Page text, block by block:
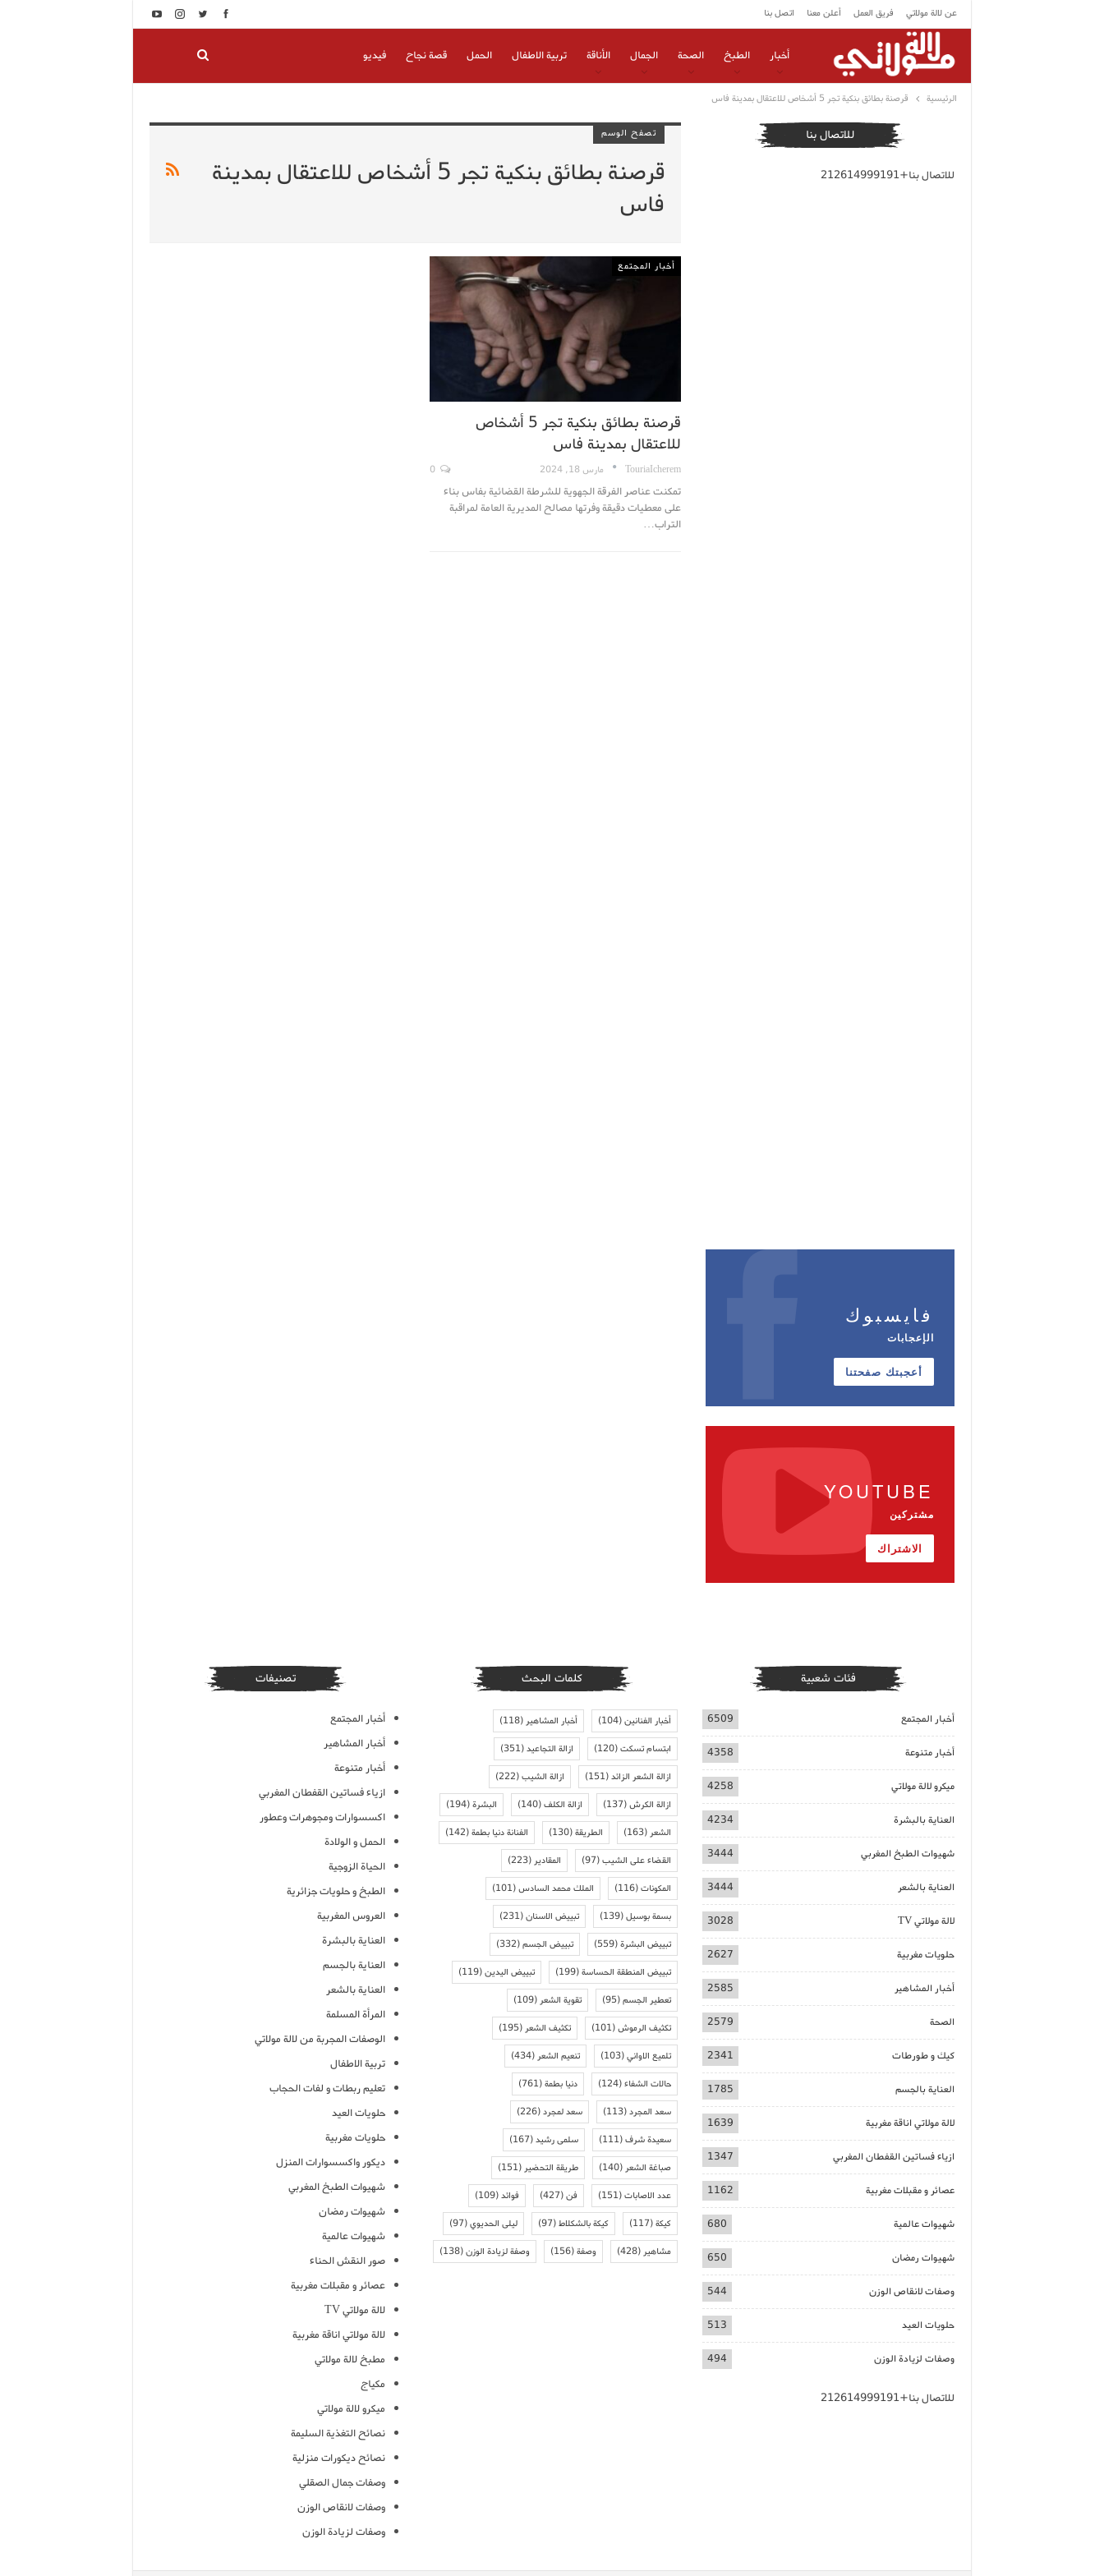
عن لالة مولاتي فريق العمل أعلن معنا اتصل بنا
أخبار الطبخ الصحة الجمال الأناقة تربية الاطفال الحمل قصة نجاح فيديو
الرئيسية قرصنة بطائق بنكية تجر 5 أشخاص للاعتقال بمدينة فاس
تصفح الوسم
قرصنة بطائق بنكية تجر 5 أشخاص للاعتقال بمدينة
فاس
أخبار المجتمع
قرصنة بطائق بنكية تجر 5 أشخاص
للاعتقال بمدينة فاس
TouriaIcherem مارس 18, 2024
تمكنت عناصر الفرقة الجهوية للشرطة القضائية بفاس بناء
على معطيات دقيقة وفرتها مصالح المديرية العامة لمراقبة
التراب…
للاتصال بنا
للاتصال بنا+212614999191
فايسبوك
الإعجابات
أعجبتك صفحتنا
YOUTUBE
مشتركين
الاشتراك
فئات شعبية
أخبار المجتمع 6509
أخبار متنوعة 4358
ميكرو لالة مولاتي 4258
العناية بالبشرة 4234
شهيوات الطبخ المغربي 3444
العناية بالشعر 3444
لالة مولاتي TV 3028
حلويات مغربية 2627
أخبار المشاهير 2585
الصحة 2579
كيك و طورطات 2341
العناية بالجسم 1785
لالة مولاتي اناقة مغربية 1639
ازياء فساتين القفطان المغربي 1347
عصائر و مقبلات مغربية 1162
شهيوات عالمية 680
شهيوات رمضان 650
وصفات لانقاص الوزن 544
حلويات العيد 513
وصفات لزيادة الوزن 494
للاتصال بنا+212614999191
كلمات البحث
أخبار الفنانين(104) أخبار المشاهير(118)
ابتسام تسكت(120) ازالة التجاعيد(351)
ازالة الشعر الزائد(151) ازالة الشيب(222)
ازالة الكرش(137) ازالة الكلف(140) البشرة(194)
الشعر(163) الطريقة(130) الفنانة دنيا بطمة(142)
القضاء على الشيب(97) المقادير(223)
المكونات(116) الملك محمد السادس(101)
بسمة بوسيل(139) تبييض الاسنان(231)
تبييض البشرة(559) تبييض الجسم(332)
تبييض المنطقة الحساسة(199) تبييض اليدين(119)
تعطير الجسم(95) تقوية الشعر(109)
تكثيف الرموش(101) تكثيف الشعر(195)
تلميع الاواني(103) تنعيم الشعر(434)
حالات الشفاء(124) دنيا بطمة(761)
سعد المجرد(113) سعد لمجرد(226)
سعيدة شرف(111) سلمى رشيد(167)
صباغة الشعر(140) طريقة التحضير(151)
عدد الاصابات(151) فن(427) فوائد(109)
كيكة(117) كيكة بالشكلاط(97) ليلى الحديوي(97)
مشاهير(428) وصفة(156) وصفة لزيادة الوزن(138)
تصنيفات
أخبار المجتمع
أخبار المشاهير
أخبار متنوعة
ازياء فساتين القفطان المغربي
اكسسوارات ومجوهرات وعطور
الحمل و الولادة
الحياة الزوجية
الطبخ و حلويات جزائرية
العروس المغربية
العناية بالبشرة
العناية بالجسم
العناية بالشعر
المرأة المسلمة
الوصفات المجربة من لالة مولاتي
تربية الاطفال
تعليم ربطات و لفات الحجاب
حلويات العيد
حلويات مغربية
ديكور واكسسوارات المنزل
شهيوات الطبخ المغربي
شهيوات رمضان
شهيوات عالمية
صور النقش الحناء
عصائر و مقبلات مغربية
لالة مولاتي TV
لالة مولاتي اناقة مغربية
مطبخ لالة مولاتي
مكياج
ميكرو لالة مولاتي
نصائح التغذية السليمة
نصائح ديكورات منزلية
وصفات جمال الصقلي
وصفات لانقاص الوزن
وصفات لزيادة الوزن